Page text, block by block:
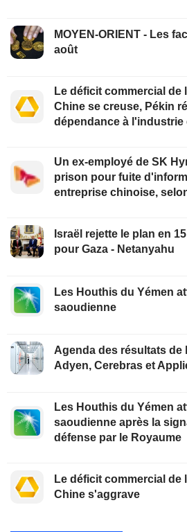
MOYEN-ORIENT - Les
août
Le déficit commercial de
Chine se creuse, Pékin
dépendance à l'industrie
Un ex-employé de SK
prison pour fuite
entreprise chinoise,
Israël rejette le plan en
pour Gaza - Netanyahu
Les Houthis du Yémen
saoudienne
Agenda des résultats de
Adyen, Cerebras et
Les Houthis du Yémen
saoudienne après la
défense par le Royaume
Le déficit commercial de
Chine s'aggrave